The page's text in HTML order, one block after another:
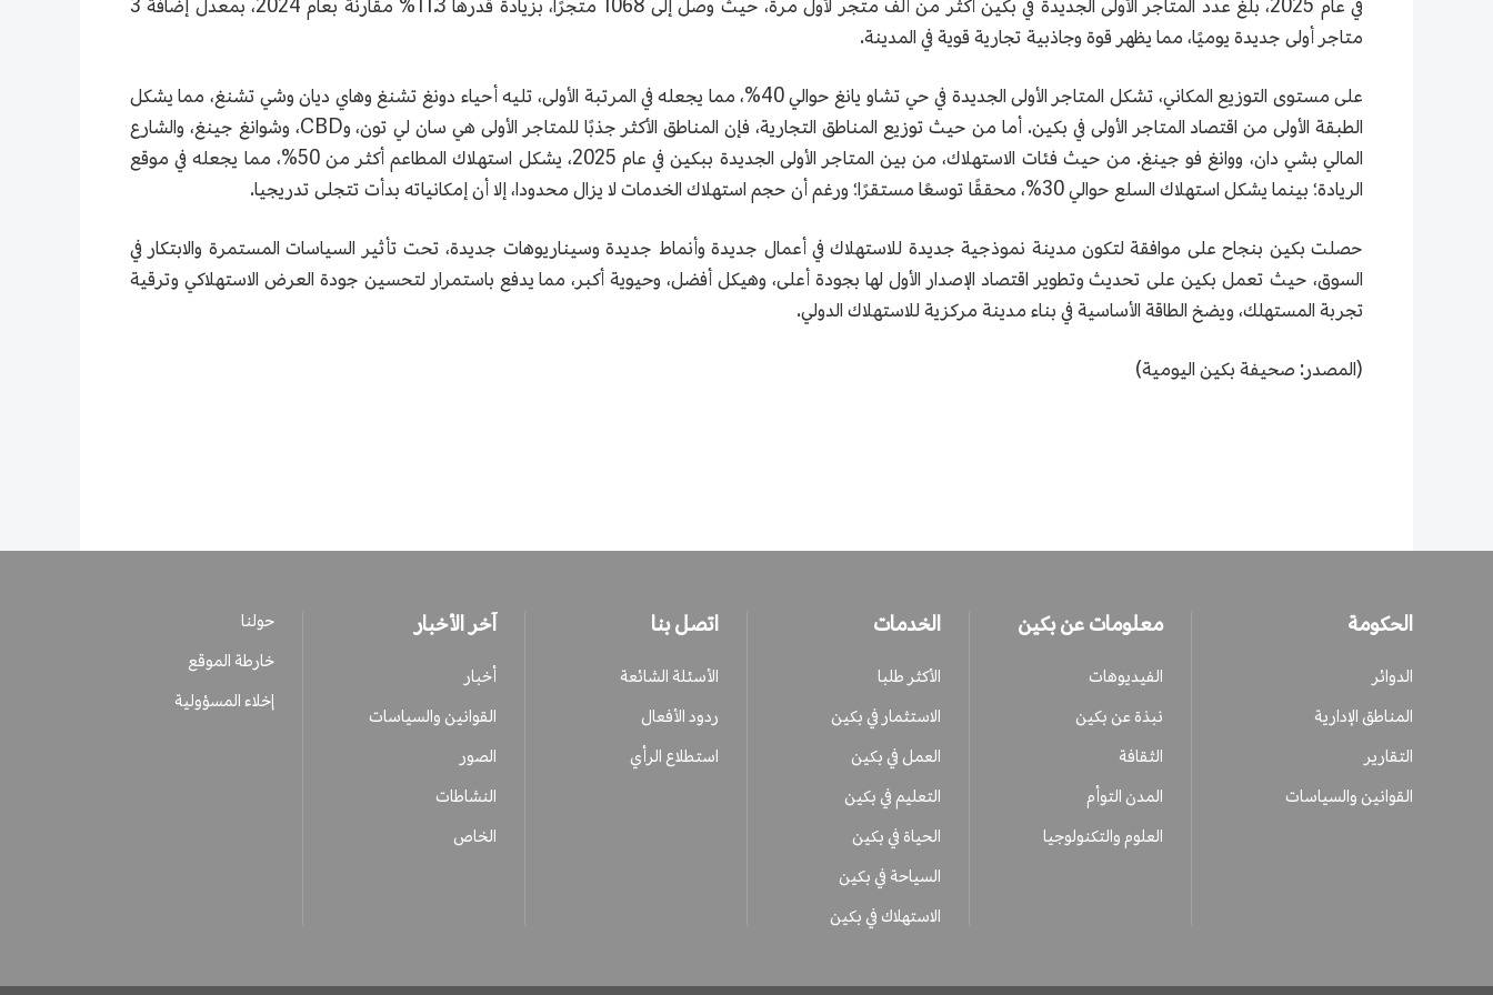
في عام 2025، بلغ عدد المتاجر الأولى الجديدة في بكين أكثر من ألف متجر لأول مرة، حيث وصل إلى 1068 متجرًا، بزيادة قدرها 11.3% مقارنةً بعام 2024، بمعدل إضافة 3
متاجر أولى جديدة يوميًا، مما يظهر قوة وجاذبية تجارية قوية في المدينة.
على مستوى التوزيع المكاني، تشكل المتاجر الأولى الجديدة في حي تشاو يانغ حوالي 40%، مما يجعله في المرتبة الأولى، تليه أحياء دونغ تشنغ وهاي ديان وشي تشنغ، مما يشكل
الطبقة الأولى من اقتصاد المتاجر الأولى في بكين. أما من حيث توزيع المناطق التجارية، فإن المناطق الأكثر جذبًا للمتاجر الأولى هي سان لي تون، وCBD، وشوانغ جينغ، والشارع
المالي بشي دان، ووانغ فو جينغ. من حيث فئات الاستهلاك، من بين المتاجر الأولى الجديدة ببكين في عام 2025، يشكل استهلاك المطاعم أكثر من 50%، مما يجعله في موقع
الريادة؛ بينما يشكل استهلاك السلع حوالي 30%، محققًا توسعًا مستقرًا؛ ورغم أن حجم استهلاك الخدمات لا يزال محدودا، إلا أن إمكانياته بدأت تتجلى تدريجيا.
حصلت بكين بنجاح على موافقة لتكون مدينة نموذجية جديدة للاستهلاك في أعمال جديدة وأنماط جديدة وسيناريوهات جديدة، تحت تأثير السياسات المستمرة والابتكار في
السوق، حيث تعمل بكين على تحديث وتطوير اقتصاد الإصدار الأول لها بجودة أعلى، وهيكل أفضل، وحيوية أكبر، مما يدفع باستمرار لتحسين جودة العرض الاستهلاكي وترقية
تجربة المستهلك، ويضخ الطاقة الأساسية في بناء مدينة مركزية للاستهلاك الدولي.
(المصدر: صحيفة بكين اليومية)
الحكومة
الدوائر
المناطق الإدارية
التقارير
القوانين والسياسات
معلومات عن بكين
الفيديوهات
نبذة عن بكين
الثقافة
المدن التوأم
العلوم والتكنولوجيا
الخدمات
الأكثر طلبا
الاستثمار في بكين
العمل في بكين
التعليم في بكين
الحياة في بكين
السياحة في بكين
الاستهلاك في بكين
اتصل بنا
الأسئلة الشائعة
ردود الأفعال
استطلاع الرأي
آخر الأخبار
أخبار
القوانين والسياسات
الصور
النشاطات
الخاص
حولنا
خارطة الموقع
إخلاء المسؤولية